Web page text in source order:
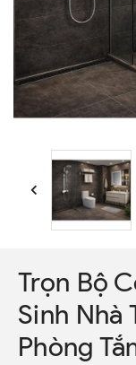
Trọn Bộ
Sinh Nhà
Phòng